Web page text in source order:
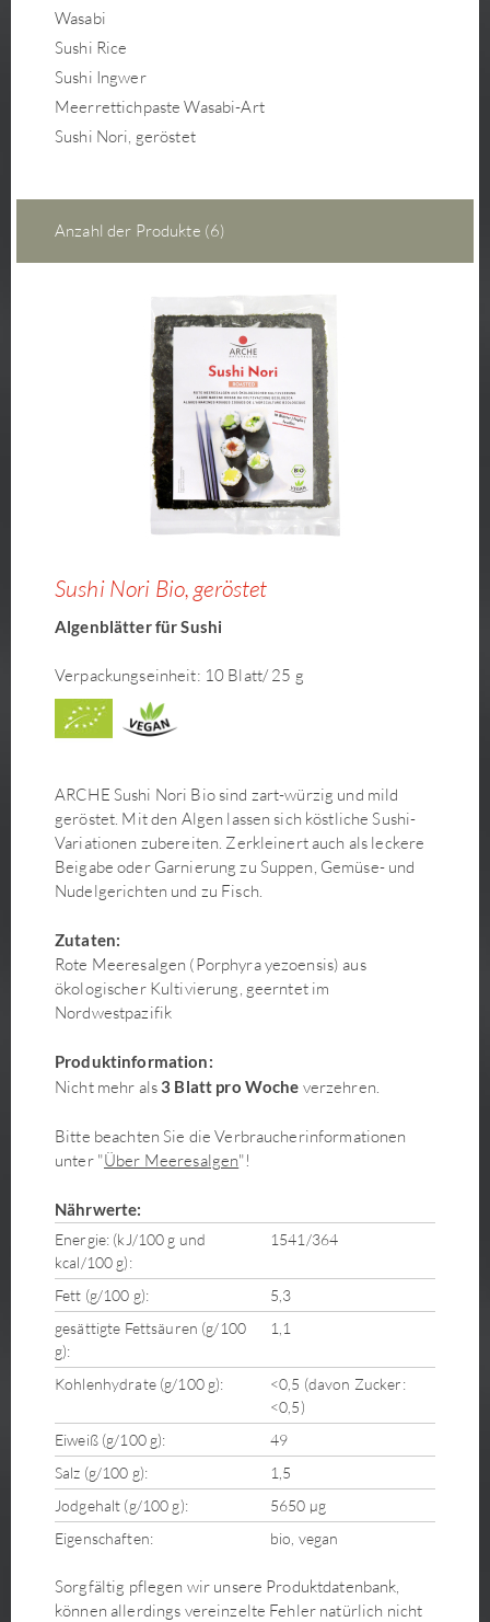
Wasabi
Sushi Rice
Sushi Ingwer
Meerrettichpaste Wasabi-Art
Sushi Nori, geröstet
Anzahl der Produkte (6)
Sushi Nori Bio, geröstet
Algenblätter für Sushi
Verpackungseinheit: 10 Blatt/ 25 g
ARCHE Sushi Nori Bio sind zart-würzig und mild
geröstet. Mit den Algen lassen sich köstliche Sushi-
Variationen zubereiten. Zerkleinert auch als leckere
Beigabe oder Garnierung zu Suppen, Gemüse- und
Nudelgerichten und zu Fisch.
Zutaten:
Rote Meeresalgen (Porphyra yezoensis) aus
ökologischer Kultivierung, geerntet im
Nordwestpazifik
Produktinformation:
Nicht mehr als3 Blatt pro Woche verzehren.
Bitte beachten Sie die Verbraucherinformationen
unter "Über Meeresalgen"!
Nährwerte:
Energie: (kJ/100 g und
kcal/100 g):
1541/364
Fett (g/100 g):
5,3
gesättigte Fettsäuren (g/100
g):
1,1
Kohlenhydrate (g/100 g):
<0,5 (davon Zucker:
<0,5)
Eiweiß (g/100 g):
49
Salz (g/100 g):
1,5
Jodgehalt (g/100 g):
5650 µg
Eigenschaften:
bio, vegan
Sorgfältig pflegen wir unsere Produktdatenbank,
können allerdings vereinzelte Fehler natürlich nicht